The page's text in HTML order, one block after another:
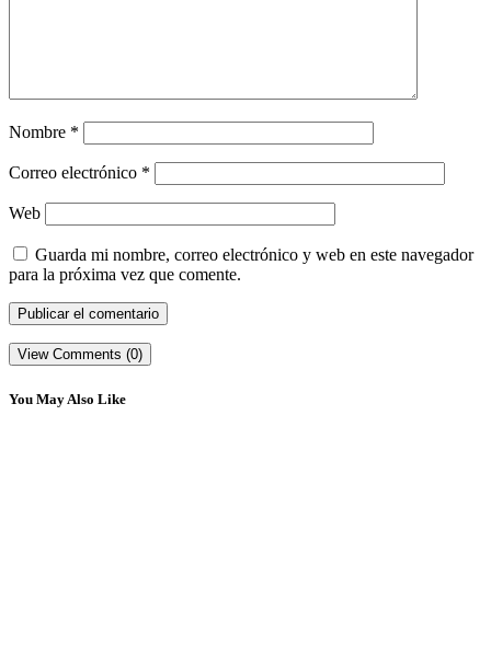
Nombre *
Correo electrónico *
Web
Guarda mi nombre, correo electrónico y web en este navegador
para la próxima vez que comente.
View Comments (0)
You May Also Like